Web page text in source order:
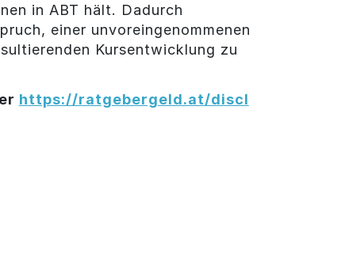
in ABT hält. Dadurch
einer unvoreingenommenen
Kursentwicklung zu
https://ratgebergeld.at/discl